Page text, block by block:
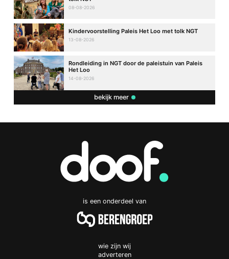
08-08-2026
Kindervoorstelling Paleis Het Loo met tolk NGT
13-08-2026
Rondleiding in NGT door de paleistuin van Paleis
Het Loo
14-08-2026
bekijk meer
is een onderdeel van
wie zijn wij
adverteren